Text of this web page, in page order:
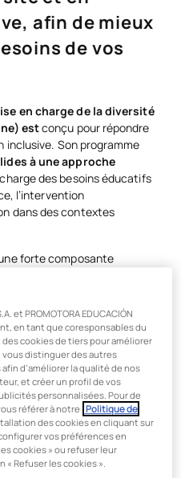
afin de mieux
de vos
en charge de la diversité
estconçu pour répondre
Son programme
à une approche
des besoins éducatifs
l’intervention
dans des contextes
forte composante
actives et la culture «
éducatifs adaptés à la
800 000 élèves (soit
présentent un trouble
l’apprentissage, ce qui met
professionnels spécialisés
des points de
concours publics pour les
et PROMOTORA EDUCACIÓN
en tant que coresponsables du
cookies de tiers pour améliorer
distinguer des autres
d’améliorer la qualité de nos
et créer un profil de vos
personnalisées. Pour de
référer à notre Politique de
des cookies en cliquant sur
vos préférences en
cookies » ou refuser leur
Refuser les cookies ».